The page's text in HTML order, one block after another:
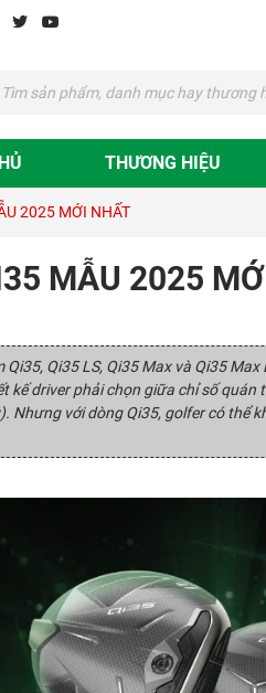
THƯƠNG HIỆU
2025 MỚI NHẤT
MẪU 2025
Qi35 LS, Qi35 Max và Qi35
kế driver phải chọn giữa chỉ số quán
Nhưng với dòng Qi35, golfer có thể